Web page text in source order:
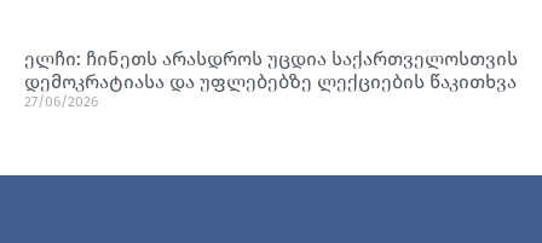
ელჩი: ჩინეთს არასდროს უცდია საქართველოსთვის
დემოკრატიასა და უფლებებზე ლექციების წაკითხვა
27/06/2026